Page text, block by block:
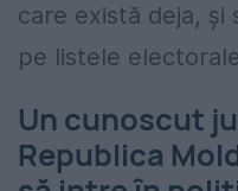
care există deja, și
pe listele
Un cunoscut
Republica